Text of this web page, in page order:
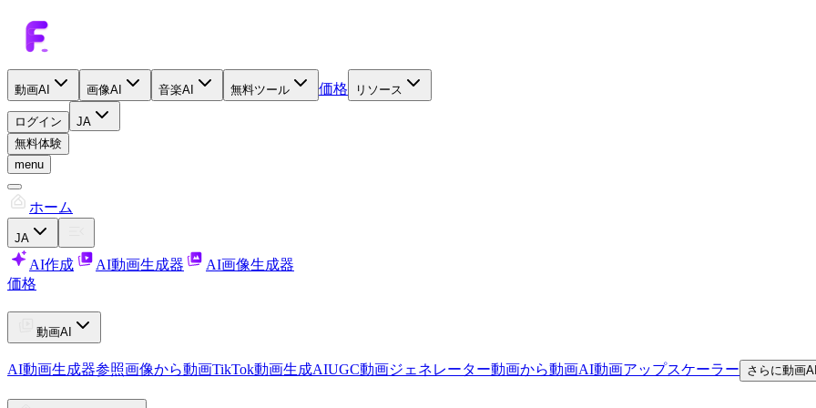
動画AI 画像AI 音楽AI 無料ツール 価格 リソース
ログイン
JA
無料体験
menu
ホーム
JA
AI作成 AI動画生成器
AI画像生成器
価格
動画AI
AI動画生成器参照画像から動画TikTok動画生成AIUGC動画ジェネレーター動画から動画AI動画アップスケーラー さらに動画